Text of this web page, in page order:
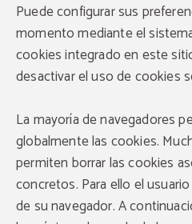
Puede configurar sus
momento mediante el
cookies integrado en este
desactivar el uso de cookies
La mayoría de navegadores
globalmente las cookies.
permiten borrar las cookies
concretos. Para ello el
de su navegador. A